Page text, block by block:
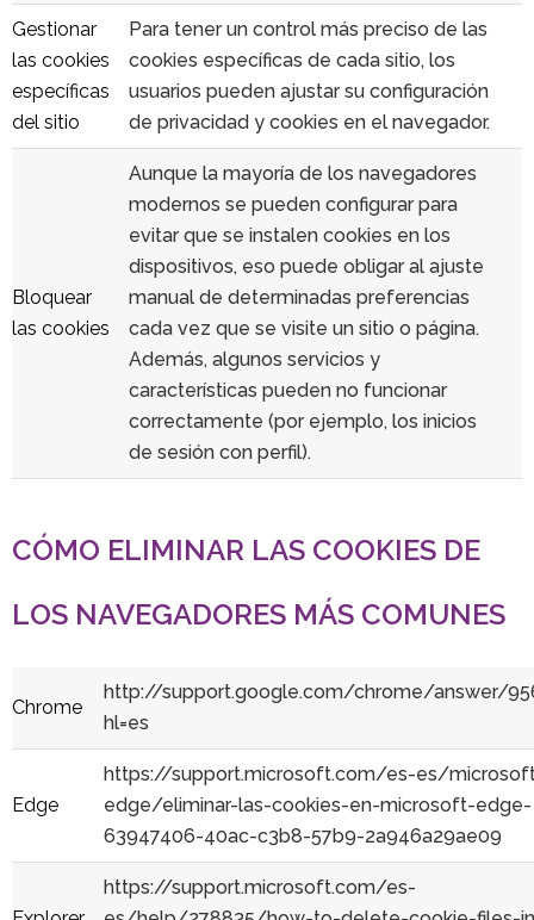
Gestionar
las cookies
específicas
del sitio
Para tener un control más preciso de las
cookies específicas de cada sitio, los
usuarios pueden ajustar su configuración
de privacidad y cookies en el navegador.
Bloquear
las cookies
Aunque la mayoría de los navegadores
modernos se pueden configurar para
evitar que se instalen cookies en los
dispositivos, eso puede obligar al ajuste
manual de determinadas preferencias
cada vez que se visite un sitio o página.
Además, algunos servicios y
características pueden no funcionar
correctamente (por ejemplo, los inicios
de sesión con perfil).
CÓMO ELIMINAR LAS COOKIES DE
LOS NAVEGADORES MÁS COMUNES
Chrome
http://support.google.com/chrome/answer/
hl=es
Edge
https://support.microsoft.com/es-es/
edge/eliminar-las-cookies-en-microsoft-edge-
63947406-40ac-c3b8-57b9-2a946a29ae09
https://support.microsoft.com/es-